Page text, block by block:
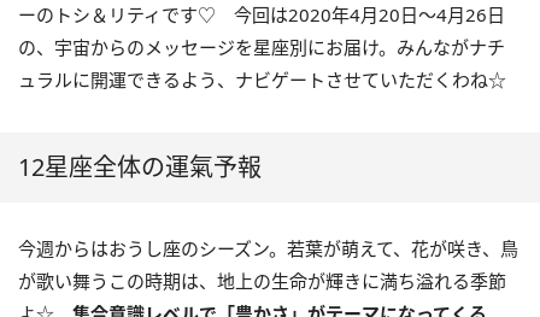
ーのトシ＆リティです♡ 今回は2020年4月20日～4月26日
の、宇宙からのメッセージを星座別にお届け。みんながナチ
ュラルに開運できるよう、ナビゲートさせていただくわね☆
12星座全体の運氣予報
今週からはおうし座のシーズン。若葉が萌えて、花が咲き、鳥
が歌い舞うこの時期は、地上の生命が輝きに満ち溢れる季節